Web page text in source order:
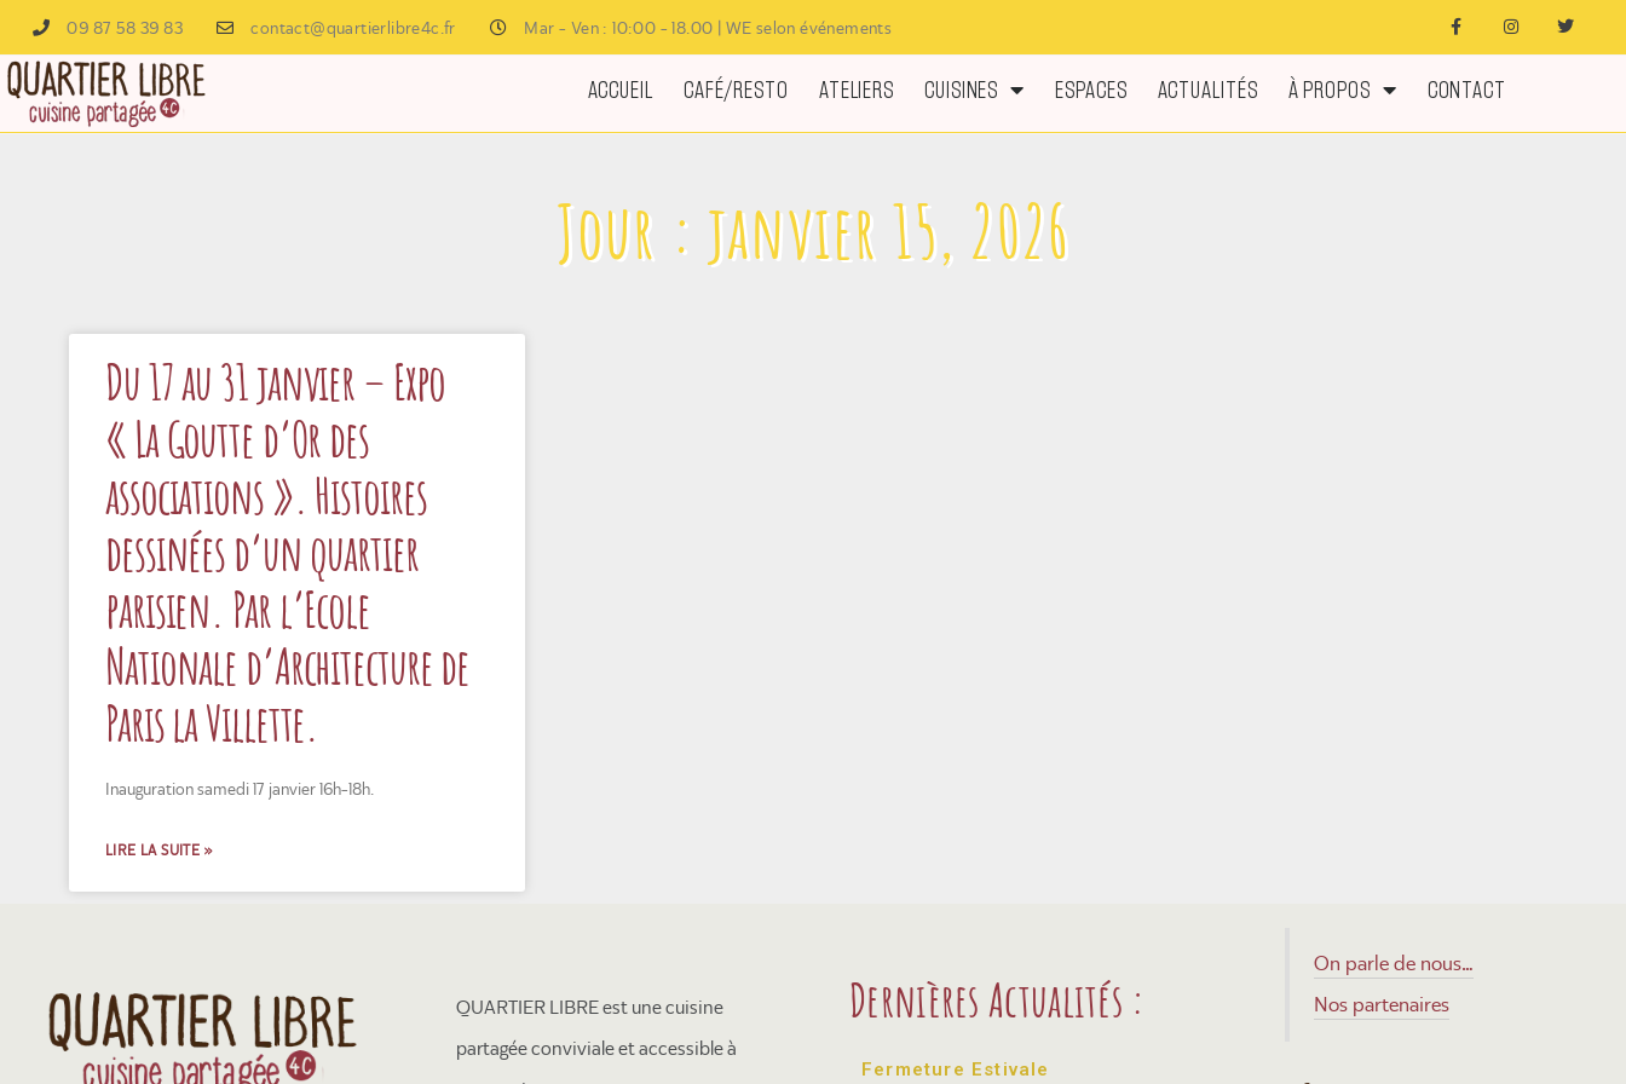
09 87 58 39 83 contact@quartierlibre4c.fr Mar - Ven : 10:00 - 18.00 | WE selon événements
ACCUEIL CAFÉ/RESTO ATELIERS CUISINES ESPACES ACTUALITÉS À PROPOS CONTACT
Jour : janvier 15, 2026
Du 17 au 31 janvier – Expo
« La Goutte d’Or des
associations ». Histoires
dessinées d’un quartier
parisien. Par l’Ecole
Nationale d’Architecture de
Paris la Villette.
Inauguration samedi 17 janvier 16h-18h.
LIRE LA SUITE »
QUARTIER LIBRE est une cuisine
partagée conviviale et accessible à
Dernières Actualités :
Fermeture Estivale
On parle de nous…
Nos partenaires